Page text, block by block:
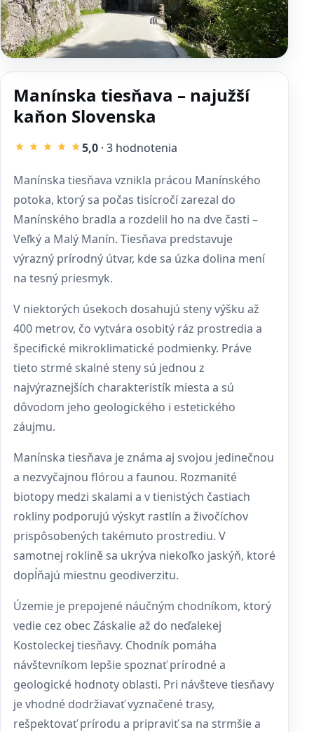
Manínska tiesňava – najužší
kaňon Slovenska
5,0 · 3 hodnotenia
Manínska tiesňava vznikla prácou Manínského
potoka, ktorý sa počas tisícročí zarezal do
Manínského bradla a rozdelil ho na dve časti –
Veľký a Malý Manín. Tiesňava predstavuje
výrazný prírodný útvar, kde sa úzka dolina mení
na tesný priesmyk.
V niektorých úsekoch dosahujú steny výšku až
400 metrov, čo vytvára osobitý ráz prostredia a
špecifické mikroklimatické podmienky. Práve
tieto strmé skalné steny sú jednou z
najvýraznejších charakteristík miesta a sú
dôvodom jeho geologického i estetického
záujmu.
Manínska tiesňava je známa aj svojou jedinečnou
a nezvyčajnou flórou a faunou. Rozmanité
biotopy medzi skalami a v tienistých častiach
rokliny podporujú výskyt rastlín a živočíchov
prispôsobených takémuto prostrediu. V
samotnej roklině sa ukrýva niekoľko jaskýň, ktoré
dopĺňajú miestnu geodiverzitu.
Územie je prepojené náučným chodníkom, ktorý
vedie cez obec Záskalie až do neďalekej
Kostoleckej tiesňavy. Chodník pomáha
návštevníkom lepšie spoznať prírodné a
geologické hodnoty oblasti. Pri návšteve tiesňavy
je vhodné dodržiavať vyznačené trasy,
rešpektovať prírodu a pripraviť sa na strmšie a